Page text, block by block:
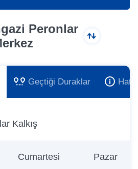
Peronlar
Geçtiği Duraklar Hat
Kalkış
Cumartesi Pazar